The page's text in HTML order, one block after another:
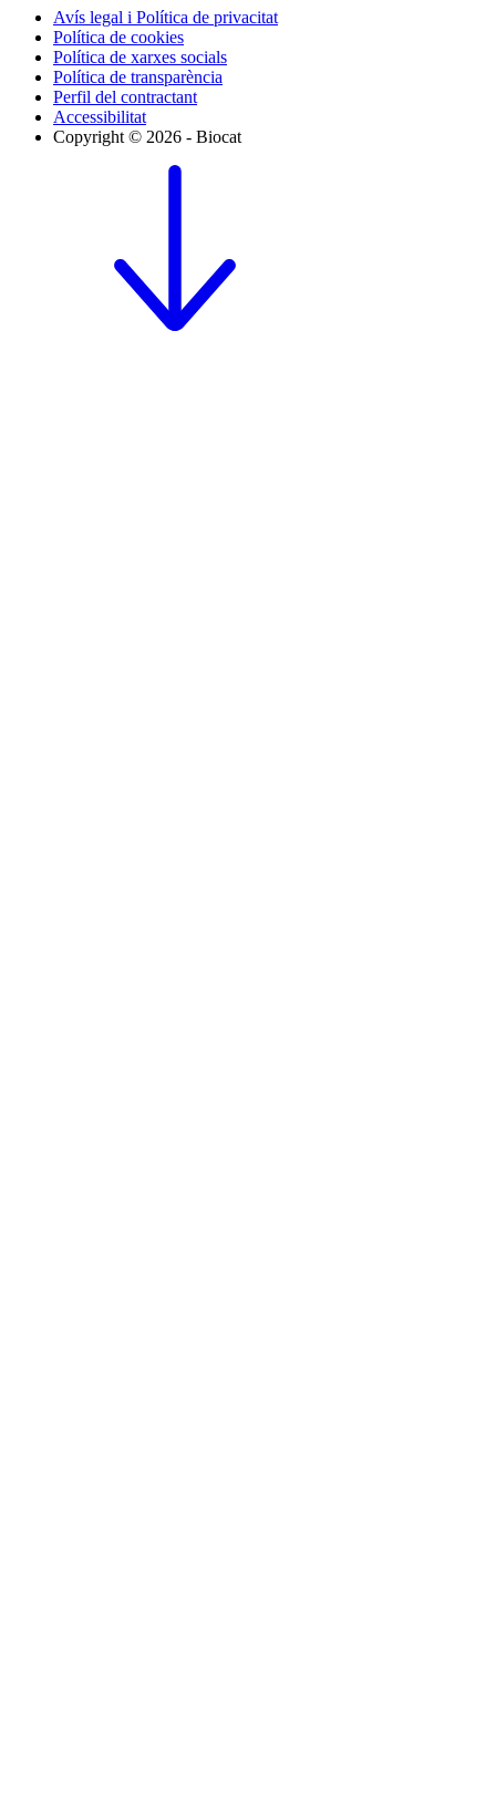
Avís legal i Política de privacitat
Política de cookies
Política de xarxes socials
Política de transparència
Perfil del contractant
Accessibilitat
Copyright © 2026 - Biocat